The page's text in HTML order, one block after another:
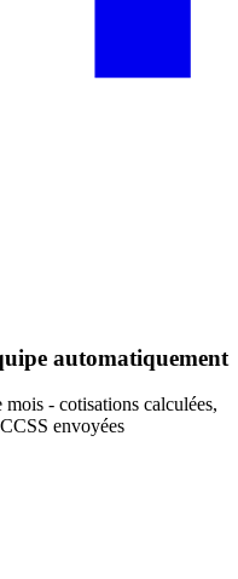
automatiquement
mois - cotisations calculées,
envoyées